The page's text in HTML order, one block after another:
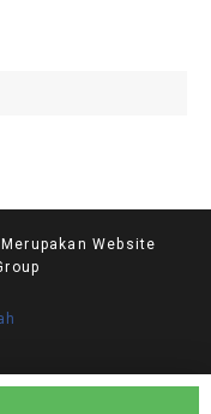
Merupakan Website